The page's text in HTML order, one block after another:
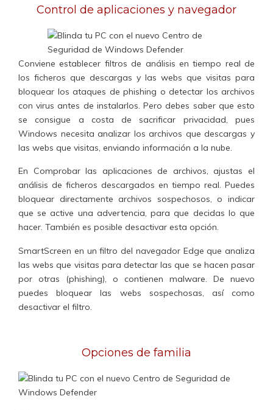
Control de aplicaciones y navegador
Conviene establecer filtros de análisis en tiempo real de
los ficheros que descargas y las webs que visitas para
bloquear los ataques de phishing o detectar los archivos
con virus antes de instalarlos. Pero debes saber que esto
se consigue a costa desacrificar privacidad, pues
Windows necesita analizar los archivos que descargas y
las webs que visitas, enviando información a la nube.
En Comprobar las aplicaciones de archivos, ajustas el
análisis de ficheros descargados en tiempo real. Puedes
bloquear directamente archivos sospechosos, o indicar
que se active una advertencia, para que decidas lo que
hacer. También es posible desactivar esta opción.
SmartScreen en un filtro del navegador Edge que analiza
las webs que visitas para detectar las que se hacen pasar
por otras (phishing), o contienen malware. De nuevo
puedes bloquear las webs sospechosas, así como
desactivar el filtro.
Opciones de familia